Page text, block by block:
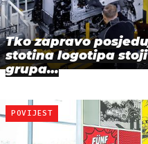
Tko zapravo
stotina logotipa
grupa…
POVIJEST